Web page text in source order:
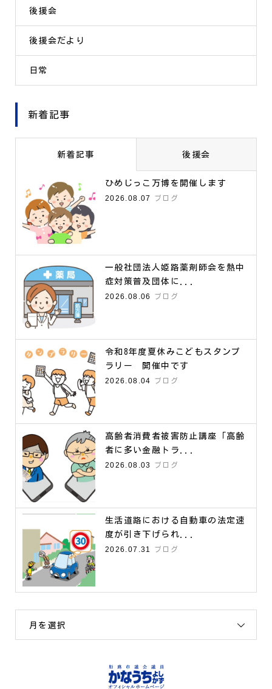
後援会
後援会だより
日常
新着記事
新着記事 後援会
ひめじっこ万博を開催します
2026.08.07
ブログ
一般社団法人姫路薬剤師会を熱中
症対策普及団体に...
2026.08.06
ブログ
令和8年度夏休みこどもスタンプ
ラリー 開催中です
2026.08.04
ブログ
高齢者消費者被害防止講座「高齢
者に多い金融トラ...
2026.08.03
ブログ
生活道路における自動車の法定速
度が引き下げられ...
2026.07.31
ブログ
月を選択